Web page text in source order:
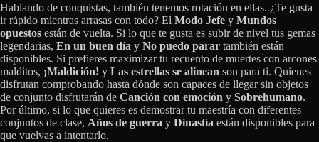
Hablando de conquistas, también tenemos rotación en ellas. ¿Te gusta
ir rápido mientras arrasas con todo? El Modo Jefe y Mundos
opuestos están de vuelta. Si lo que te gusta es subir de nivel tus gemas
legendarias, En un buen día y No puedo parar también están
disponibles. Si prefieres maximizar tu recuento de muertes con arcones
malditos, ¡Maldición! y Las estrellas se alinean son para ti. Quienes
disfrutan comprobando hasta dónde son capaces de llegar sin objetos
de conjunto disfrutarán de Canción con emoción y Sobrehumano.
Por último, si lo que quieres es demostrar tu maestría con diferentes
conjuntos de clase, Años de guerra y Dinastía están disponibles para
que vuelvas a intentarlo.